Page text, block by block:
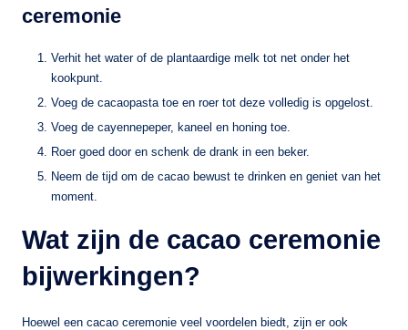
ceremonie
Verhit het water of de plantaardige melk tot net onder het
kookpunt.
Voeg de cacaopasta toe en roer tot deze volledig is opgelost.
Voeg de cayennepeper, kaneel en honing toe.
Roer goed door en schenk de drank in een beker.
Neem de tijd om de cacao bewust te drinken en geniet van het
moment.
Wat zijn de cacao ceremonie
bijwerkingen?
Hoewel een cacao ceremonie veel voordelen biedt, zijn er ook